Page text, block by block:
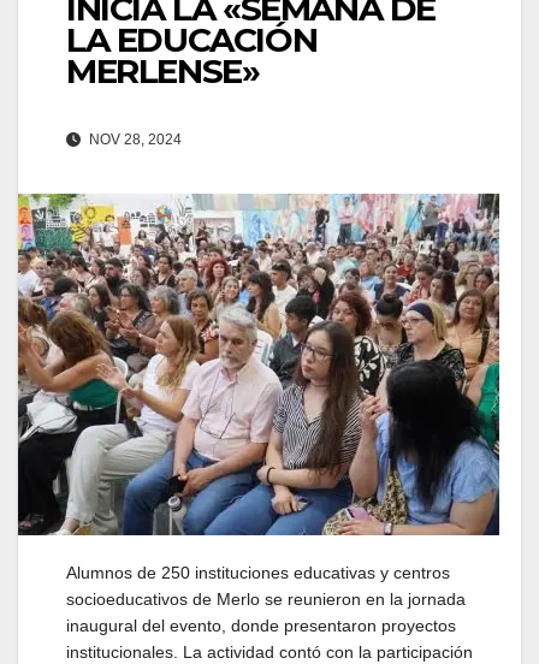
INICIA LA «SEMANA DE
LA EDUCACIÓN
MERLENSE»
NOV 28, 2024
Alumnos de 250 instituciones educativas y centros
socioeducativos de Merlo se reunieron en la jornada
inaugural del evento, donde presentaron proyectos
institucionales. La actividad contó con la participación